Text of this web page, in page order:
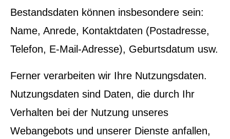
Bestandsdaten können insbesondere sein:
Name, Anrede, Kontaktdaten (Postadresse,
Telefon, E-Mail-Adresse), Geburts­datum usw.
Ferner verarbeiten wir Ihre Nutzungsdaten.
Nutzungsdaten sind Daten, die durch Ihr
Verhalten bei der Nutzung unseres
Webangebots und unserer Dienste anfallen,